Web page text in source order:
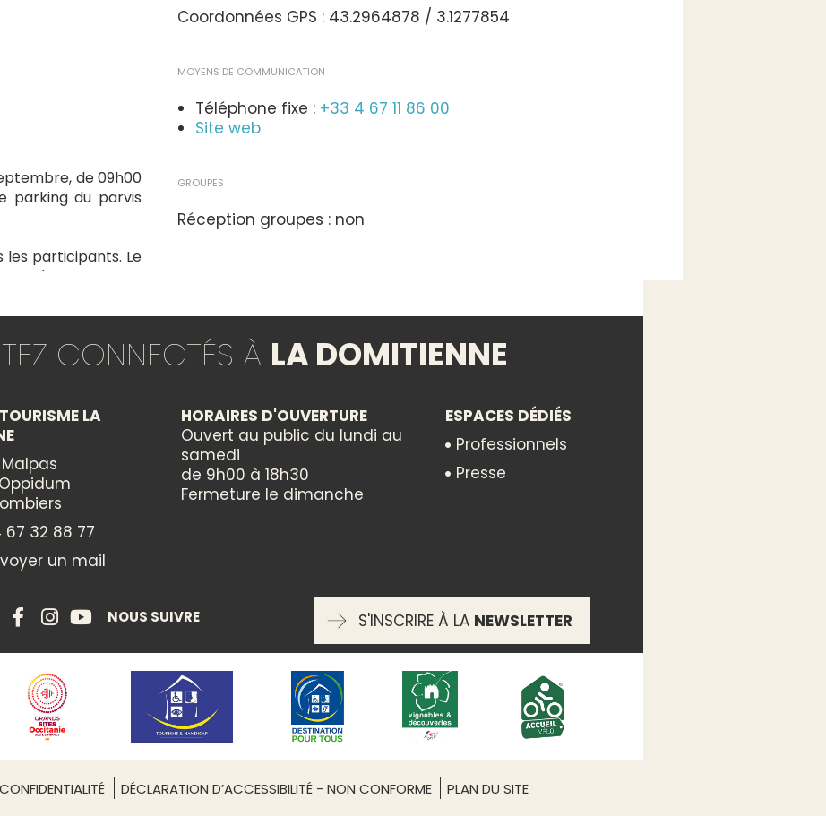
de 09h00
parking du parvis
les participants. Le
d'apporter vos
du mardi 3
à la Ligue
cause tout en
×
Coordonnées GPS : 43.2964878 / 3.1277854
MOYENS DE COMMUNICATION
Téléphone fixe : +33 4 67 11 86 00
Site web
GROUPES
Réception groupes : non
TYPES
Animation locale
THÈMES
Chant
Danse
Musique
Sports
Théâtre
oui
RÉSERVATION OBLIGATOIRE
CONNECTÉS À LA DOMITIENNE
LA
32 88 77
un mail
HORAIRES D'OUVERTURE
Ouvert au public du lundi au
samedi
de 9h00 à 18h30
Fermeture le dimanche
ESPACES DÉDIÉS
Professionnels
Presse
NOUS SUIVRE S'INSCRIRE À LA NEWSLETTER
DÉCLARATION D’ACCESSIBILITÉ - NON CONFORME PLAN DU SITE